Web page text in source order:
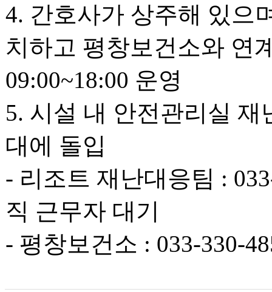
4. 간호사가 상주해 있으
치하고 평창보건소와 연
09:00~18:00 운영
5. 시설 내 안전관리실
대에 돌입
- 리조트 재난대응팀 :
직 근무자 대기
- 평창보건소 : 033-330-